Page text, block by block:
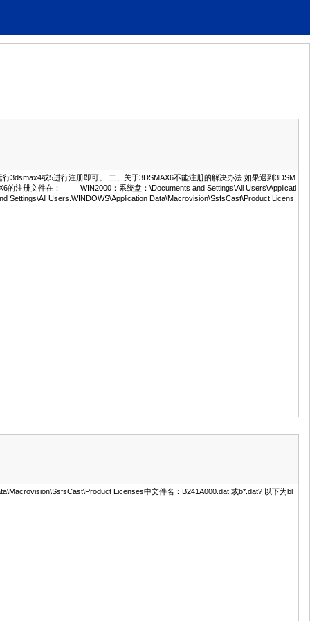
3dsmax4或5进行注册即可。 二、关于3DSMAX6不能注册的解决办法 如果遇到3DSM
的注册文件在： WIN2000：系统盘：\Documents and Settings\All Users\Applicati
Users.WINDOWS\Application Data\Macrovision\SsfsCast\Product Licens
Licenses中文件名：B241A000.dat 或b*.dat? 以下为bl